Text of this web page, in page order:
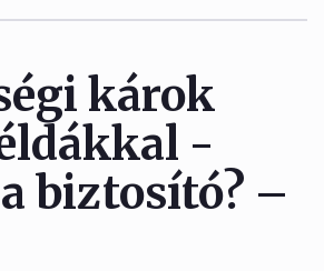
károk
-
biztosító? –